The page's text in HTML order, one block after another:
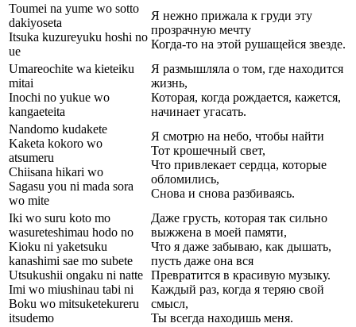
Toumei na yume wo sotto
dakiyoseta
Itsuka kuzureyuku hoshi no
ue
Я нежно прижала к груди эту
прозрачную мечту
Когда-то на этой рушащейся звезде.
Umareochite wa kieteiku
mitai
Inochi no yukue wo
kangaeteita
Я размышляла о том, где находится
жизнь,
Которая, когда рождается, кажется,
начинает угасать.
Nandomo kudakete
Kaketa kokoro wo
atsumeru
Chiisana hikari wo
Sagasu you ni mada sora
wo mite
Я смотрю на небо, чтобы найти
Тот крошечный свет,
Что привлекает сердца, которые
обломились,
Снова и снова разбиваясь.
Iki wo suru koto mo
wasureteshimau hodo no
Kioku ni yaketsuku
kanashimi sae mo subete
Utsukushii ongaku ni natte
Imi wo miushinau tabi ni
Boku wo mitsuketekureru
itsudemo
Даже грусть, которая так сильно
выжжена в моей памяти,
Что я даже забываю, как дышать,
пусть даже она вся
Превратится в красивую музыку.
Каждый раз, когда я теряю свой
смысл,
Ты всегда находишь меня.